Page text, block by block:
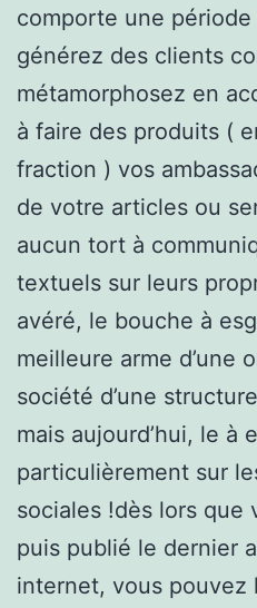
comporte une
générez des clients
métamorphosez en
à faire des produits (
fraction ) vos
de votre articles ou
aucun tort à
textuels sur leurs
avéré, le bouche à
meilleure arme d’une
société d’une
mais aujourd’hui, le à
particulièrement sur
sociales !dès lors que
puis publié le dernier
internet, vous pouvez